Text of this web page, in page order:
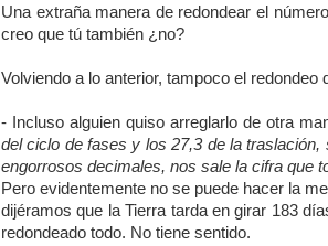
Una extraña manera de redondear el
creo que tú también ¿no?
Volviendo a lo anterior, tampoco el redondeo
- Incluso alguien quiso arreglarlo de otra
del ciclo de fases y los 27,3 de la
engorrosos decimales, nos sale la cifra que
Pero evidentemente no se puede hacer la
dijéramos que la Tierra tarda en girar 183
redondeado todo. No tiene sentido.